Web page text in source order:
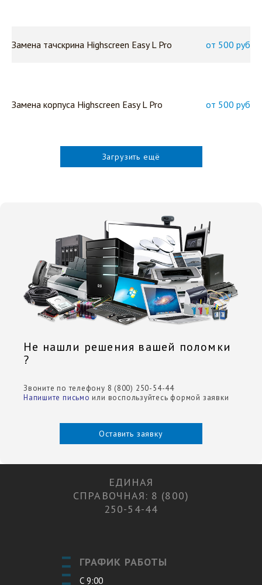
Замена тачскрина Highscreen Easy L Pro от 500 руб
Замена корпуса Highscreen Easy L Pro от 500 руб
Загрузить ещё
Не нашли решения вашей поломки
?
Звоните по телефону 8 (800) 250-54-44
Напишите письмо или воспользуйтесь формой заявки
Оставить заявку
ЕДИНАЯ
СПРАВОЧНАЯ: 8 (800)
250-54-44
ГРАФИК РАБОТЫ
С 9:00